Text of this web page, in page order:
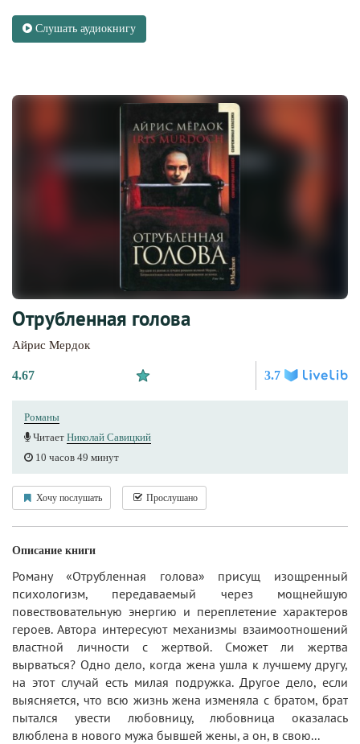
Слушать аудиокнигу
Отрубленная голова
Айрис Мердок
4.67 3.7
Романы
Читает Николай Савицкий
10 часов 49 минут
Хочу послушать Прослушано
Описание книги
Роману «Отрубленная голова» присущ изощренный
психологизм, передаваемый через мощнейшую
повествовательную энергию и переплетение характеров
героев. Автора интересуют механизмы взаимоотношений
властной личности с жертвой. Сможет ли жертва
вырваться? Одно дело, когда жена ушла к лучшему другу,
на этот случай есть милая подружка. Другое дело, если
выясняется, что всю жизнь жена изменяла с братом, брат
пытался увести любовницу, любовница оказалась
влюблена в нового мужа бывшей жены, а он, в свою...